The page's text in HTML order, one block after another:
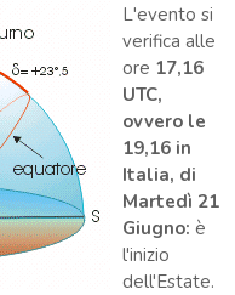
L'evento si
verifica alle
ore 17,16
UTC,
ovvero le
19,16 in
Italia, di
Martedì 21
Giugno: è
l'inizio
dell'Estate.